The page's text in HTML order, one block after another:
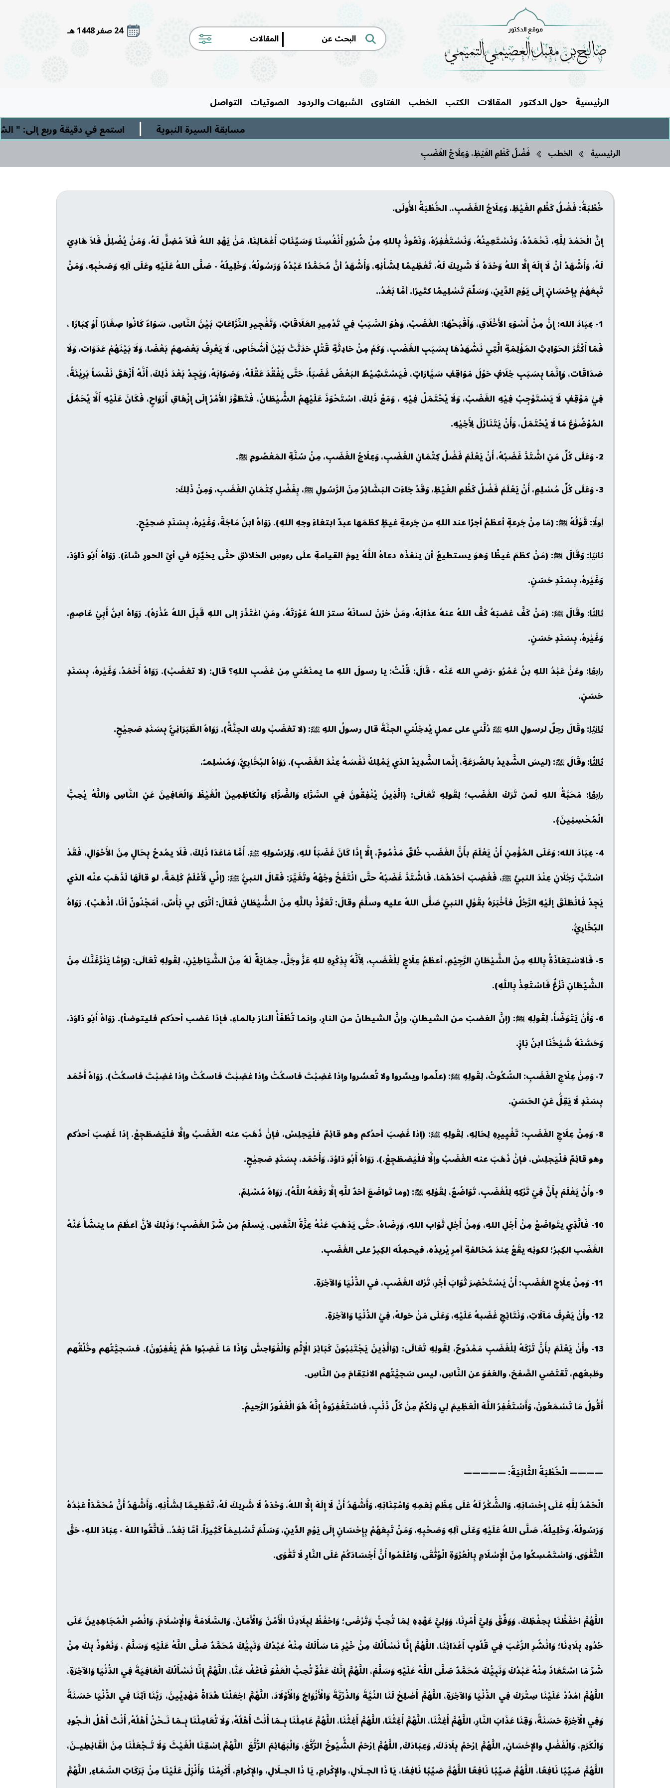
| 24 صفر 1448 هـ
الرئيسية حول الدكتور المقالات الكتب الخطب الفتاوى الشبهات والردود الصوتيات التواصل
مسابقة السيرة النبوية
| استمع في دقيقة وربع إلى: " الشرك
الرئيسية الخطب فَضْلُ كَظْمِ الغَيْظِ، وَعِلَاجُ الغَضَبِ
خُطْبَةُ: فَضْلُ كَظْمِ الغَيْظِ، وَعِلَاجُ الغَضَبِ،. الخُطْبَةُ الأُولَى.
إِنَّ الْحَمْدَ لِلَّهِ، نَحْمَدُهُ، وَنَسْتَعِينُهُ، وَنَسْتَغْفِرُهُ، وَنَعُوذُ بِاللهِ مِنْ شُرُورِ أَنْفُسِنَا وَسَيِّئَاتِ أَعْمَالِنَا، مَنْ يَهْدِ اللهُ فَلاَ مُضِلَّ لَهُ، وَمَنْ يُضْلِلْ فَلاَ هَادِيَ
لَهُ، وَأَشْهَدُ أنْ لَا إِلَهَ إِلَّا اللهُ وَحْدَهُ لَا شَرِيكَ لَهُ، تَعْظِيمًا لِشَأْنِهِ، وَأَشْهَدُ أنَّ مُحَمَّدًا عَبْدُهُ وَرَسُولُهُ، وَخَلِيلُهُ - صَلَّى اللهُ عَلَيْهِ وعَلَى آلِهِ وَصَحْبِهِ، وَمَنْ
تَبِعَهُمْ بِإِحْسَانٍ إِلَى يَوْمِ الدِّينِ، وَسَلِّمَ تَسْلِيمًا كثيرًا. أمَّا بَعْدُ..
1- عِبَادَ الله: إِنَّ مِنْ أَسْوَءِ الأَخْلَاقِ، وَأَقْبَحُهَا: الغَضَبُ، وَهُوَ السَّبَبُ فِي تَدْمِيرِ العَلَاقَاتِ، وَتَفْجِيرِ النِّزَاعَاتِ بَيْنَ النَّاسِ، سَوَاءً كَانُوا صِغَارًا أَوْ كِبَارًا ،
فَمَا أَكْثَرَ الحَوَادِثِ المُؤْلِمَةِ الَّتِي نَشْهَدُهَا بِسَبَبِ الغَضَبِ، وَكَمْ مِنْ حَادِثَةِ قَتْلٍ حَدَثَتْ بَيْنَ أَشْخَاصٍ، لَا يَعْرِفُ بَعْضهمْ بَعْضَا، وَلَا بَيْنَهُمْ عَدَوَات، وَلَا
صَدَاقَات، وَإِنَّمَا بِسَبَبِ خِلَافٍ حَوْلَ مَوَاقِفِ سَيَّارَاتٍ، فَيَسْتَشِيْطُ البَعْضُ غَضَبَاً، حَتَّى يَفْقُدَ عَقْلَهُ، وَصَوَابَهُ، وَيَجِدُ بَعْدَ ذَلِكَ، أَنَّهُ أَزْهَقَ نَفْسَاً بَرِيْئَةً،
فِيْ مَوْقِفٍ لَا يَسْتَوْجِبُ فِيْهِ الغَضَبُ، وَلَا يُحْتَمَلُ فِيْهِ ، وَمَعْ ذَلِكَ، اسْتَحْوَذَ عَلَيْهِمُ الشَّيْطَانُ، فَتَطَوَّرَ الأَمْرُ إِلَى إِزْهَاقِ أَرْوَاحٍ، فَكَانَ عَلَيْهِ أَلَّا يُحَمِّلَ
المُوْضُوْعَ مَا لَا يُحْتَمَلُ، وَأَنْ يَتَنَازَلَ لِأَخِيْهِ.
2- وَعَلَى كُلِّ مَنِ اشْتَدَّ غَضَبُهُ، أَنْ يَعْلَمَ فَضْلُ كِتْمَانِ الغَضَبِ، وَعِلَاجُ الغَضَبِ، مِنْ سُنَّةِ المَعْصُومِ ﷺ.
3- وَعَلَى كُلِّ مُسْلِمٍ، أَنْ يَعْلَمَ فَضْلُ كَظْمِ الغَيْظِ، وَقَدْ جَاءَت البَشَائِرُ مِنَ الرَّسُولِ ﷺ، بِفَضْلِ كِتْمَانِ الغَضَبِ، وَمِنْ ذَلِكَ:
أولًا: قَوْلُهُ ﷺ: (مَا مِنْ جَرعةٍ أعظمُ أجرًا عند اللهِ من جَرعةِ غيظٍ كظمَها عبدٌ ابتغاءَ وجهِ اللهِ). رَوَاهُ ابنُ مَاجَةَ، وَغَيْرهُ، بِسَنَدٍ صَحِيْحٍ.
ثانيًا: وَقَالَ ﷺ: (مَنْ كظمَ غيظًا وَهوَ يستطيعُ أن ينفذَه دعاهُ اللَّهُ يومَ القيامةِ علَى رءوسِ الخلائقِ حتَّى يخيِّرَه في أيِّ الحورِ شاءَ). رَوَاهُ أَبُو دَاوُدَ،
وَغَيْرهُ، بِسَنَدٍ حَسَنٍ.
ثالثًا: وقَالَ ﷺ: (مَنْ كَفَّ غضبَهُ كَفَّ اللهُ عنهُ عذابَهُ، ومَنْ خزنَ لسانَهُ سترَ اللهُ عَوْرَتَهُ، ومَنِ اعْتَذَرَ إلى اللهِ قَبِلَ اللهُ عُذْرَهُ). رَوَاهُ ابنُ أَبِيْ عَاصِمٍ،
وَغَيْرهُ، بِسَنَدٍ حَسَنٍ.
رابعًا: وعَنْ عَبْدُ اللهِ بنُ عَمْرُو -رَضي الله عَنْه - قَالَ: قُلْتُ: يا رسولَ اللهِ ما يمنَعُني مِن غضَبِ اللهِ؟ قال: (لا تغضَبْ). رَوَاهُ أَحْمَدُ، وَغَيْرهُ، بِسَنَدٍ
حَسَنٍ.
ثانيًا: وقَالَ رجلٌ لرسولِ اللهِ ﷺ دُلَّني على عملٍ يُدخِلُني الجنَّةَ قال رسولُ اللهِ ﷺ: (لا تغضَبْ ولك الجنَّةُ). رَوَاهُ الطَّبَرَانِيُّ بِسَنَدِ صَحِيْحٍ.
ثالثًا: وقَالَ ﷺ: (ليسَ الشَّدِيدُ بالصُّرَعَةِ، إنَّما الشَّدِيدُ الذي يَمْلِكُ نَفْسَهُ عِنْدَ الغَضَبِ). رَوَاهُ البُخَارِيُّ، وَمُسْلِمـٌ.
رابعًا: مَحَبَّةُ اللهِ لَمن تَرَكَ الغَضَب؛ لِقَولِهِ تَعَالَى: ﴿الَّذِينَ يُنْفِقُونَ فِي السَّرَّاءِ وَالضَّرَّاءِ وَالْكَاظِمِينَ الْغَيْظَ وَالْعَافِينَ عَنِ النَّاسِ وَاللَّهُ يُحِبُّ
الْمُحْسِنِينَ﴾.
4- عِبَادَ الله: وَعَلَى المُؤْمِنِ أَنْ يَعْلَمَ بأَنَّ الغَضَب خُلقٌ مَذْمُومٌ، إِلَّا إِذَا كَانَ غَضَبَاً للهِ، وَلِرَسُولِهِ ﷺ. أَمَّا مَاعَدَا ذَلِكَ، فَلَا يمُدحُ بِحَالٍ مِنَ الأَحْوَالِ، فَقَدْ
اسْتَبَّ رَجُلَانِ عِنْدَ النبيِّ ﷺ، فَغَضِبَ أحَدُهُمَا، فَاشْتَدَّ غَضَبُهُ حتَّى انْتَفَخَ وجْهُهُ وتَغَيَّرَ: فَقالَ النبيُّ ﷺ: (إنِّي لَأَعْلَمُ كَلِمَةً، لو قالَهَا لَذَهَبَ عنْه الذي
يَجِدُ فَانْطَلَقَ إلَيْهِ الرَّجُلُ فأخْبَرَهُ بقَوْلِ النبيِّ صَلَّى اللهُ عليه وسلَّمَ وقالَ: تَعَوَّذْ باللَّهِ مِنَ الشَّيْطَانِ فَقالَ: أتُرَى بي بَأْسٌ، أمَجْنُونٌ أنَا، اذْهَبْ). رَوَاهُ
البُخَارِيُّ.
5- فَالاسْتِعَاذَةُ بِاللهِ مِنَ الشَّيْطَانِ الرَّجِيْمِ، أعظمُ عِلَاجٍ لِلْغَضَبِ، لِأَنَّهُ بِذِكْرِهِ للهِ عَزَّ وجَلَّ، حِمَايَةٌ لَهُ مِنَ الشَّيَاطِيْنِ، لِقَولِهِ تَعَالَى: (وَإِمَّا يَنْزَغَنَّكَ مِنَ
الشَّيْطَانِ نَزْغٌ فَاسْتَعِذْ بِاللَّهِ).
6- وَأَنْ يَتَوَضَّأَ، لِقَولِهِ ﷺ: (إنَّ الغضبَ من الشيطانِ، وإنَّ الشيطانَ من النارِ، وإنما تُطْفَأُ النارَ بالماءِ، فإذا غضب أحدُكم فليتوضأ). رَوَاهُ أَبُو دَاوُدَ،
وَحَسَّنَهُ شَيْخُنَا ابنُ بَازٍ.
7- وَمِنْ عِلَاجِ الغَضَبِ: السُّكُوتُ، لِقَولِهِ ﷺ: (علِّموا ويسِّروا ولا تُعسِّروا وإذا غضِبْتَ فاسكُتْ وإذا غضِبْتَ فاسكُتْ وإذا غضِبْتَ فاسكُتْ). رَوَاهُ أَحْمَد
بِسَنَدٍ لَا يَقِلُّ عَنِ الحَسَنِ.
8- وَمِنْ عِلَاجِ الغَضَبِ: تَغْيِيرِهِ لِحَالِهِ، لِقَولِهِ ﷺ: (إذا غَضِبَ أحدُكم وهو قائِمٌ فلْيَجلِسْ، فإنْ ذَهَبَ عنه الغَضَبُ وإلَّا فلْيَضطَجِعْ. إذا غَضِبَ أحدُكم
وهو قائِمٌ فلْيَجلِسْ، فإنْ ذَهَبَ عنه الغَضَبُ وإلَّا فلْيَضطَجِعْ.). رَوَاهُ أَبُو دَاوُدَ، وَأَحْمَد، بِسَنَدٍ صَحِيْحٍ.
9- وأَنْ يَعْلَمَ بِأَنَّ فِيْ تَرْكِهِ لِلْغَضَبِ، تَوَاضُعٌ، لِقَوْلِهِ ﷺ: (وما تَواضَعَ أحَدٌ للَّهِ إلَّا رَفَعَهُ اللَّهُ). رَوَاهُ مُسْلِمٌ.
10- فَالَّذِي يتَواضَعُ مِنْ أَجْلِ اللهِ، وَمِنْ أَجْلِ ثَوَاب اللهِ، وَرِضَاهُ، حتَّى يَذهَبَ عَنْهُ عِزَّةُ النَّفسِ، يَسلَمُ مِن شَرِّ الغَضَبِ؛ وَذَلِكَ لأنَّ أعظَمَ ما ينشَأُ عَنْهُ
الغَضَب الكِبرُ؛ لكونِه يقَعُ عِندَ مُخالفةِ أمرٍ يُريدُه، فيحمِلُه الكِبرُ على الغَضَبِ.
11- وَمِنْ عِلَاجِ الغَضَبِ: أَنْ يَسْتَحْضِرَ ثَوَابَ أَجْرِ، تَرْك الغَضَبِ، في الدُّنْيَا وَالآخِرَةِ.
12- وأَنْ يَعْرِفَ مَآلَاتِ، وَنَتَائِجِ غَضَبهُ عَلَيْهِ، وَعَلَى مَنْ حَولهُ، فِيْ الدُّنْيَا وَالآخِرَةِ.
13- وأَنْ يَعْلَمَ بأَنَّ تَرْكَهُ لِلْغَضَبِ مَمْدُوحٌ، لِقَولِهِ تَعَالَى: (وَالَّذِينَ يَجْتَنِبُونَ كَبَائِرَ الْإِثْمِ وَالْفَوَاحِشَ وَإِذَا مَا غَضِبُوا هُمْ يَغْفِرُونَ). فسَجيَّتُهم وخُلُقُهم
وطَبعُهم، تَقتَضي الصَّفحَ، والعَفوَ عن النَّاسِ، ليس سَجيَّتُهم الانتِقامَ مِن النَّاسِ.
أَقُولُ مَا تَسْمَعُونَ، وَأَسْتَغْفِرُ اللَّهَ الْعَظِيمَ لِي وَلَكُمْ مِنْ كُلِّ ذَنْبٍ، فَاسْتَغْفِرُوهُ إِنَّهُ هُوَ الْغَفُورُ الرَّحِيمُ.
———— الْخُطْبَةُ الثَّانِيَةُ: —————
الْحَمْدُ لِلَّهِ عَلَى إِحْسَانِهِ، وَالشُّكْرُ لَهُ عَلَى عِظَمِ نِعَمِهِ وَامْتِنَانِهِ، وَأَشْهَدُ أَنْ لَا إِلَهَ إِلَّا اللهُ، وَحْدَهُ لَا شَرِيكَ لَهُ، تَعْظِيمًا لِشَأْنِهِ، وَأَشْهَدُ أَنَّ مُحَمَّدَاً عَبْدُهُ
وَرَسُولُهُ، وَخَلِيلُهُ، صَلَّى اللهُ عَلَيْهِ وَعَلَى آلِهِ وَصَحْبِهِ، وَمَنْ تَبِعَهُمْ بِإِحْسَانٍ إِلَى يَوْمِ الدِّينِ، وَسَلِّمَ تَسْلِيمَاً كَثِيرَاً. أمَّا بَعْدُ.. فَاتَّقُوا اللهَ - عِبَادَ اللهِ- حَقَّ
التَّقْوَى، وَاسْتَمْسِكُوا مِنَ الْإِسْلَامِ بِالْعُرْوَةِ الْوُثْقَى، وَاعْلَمُوا أَنَّ أَجْسَادَكُمْ عَلَى النَّارِ لَا تَقْوَى.
اللَّهُمَّ احْفَظْنَا بِحِفْظِكَ، وَوَفِّقْ وَلِيَّ أَمْرِنَا، وَوَلِيَّ عَهْدِهِ لِمَا تُحِبُّ وَتَرْضَى؛ وَاحْفَظْ لِبِلَادِنَا الْأَمْنَ وَالْأَمَانَ، وَالسَّلَامَةَ وَالْإِسْلَامَ، وَانْصُرِ الْمُجَاهِدِينَ عَلَى
حُدُودِ بِلَادِنَا؛ وَانْشُرِ الرُّعْبَ فِي قُلُوبِ أَعْدَائِنَا، اللَّهُمَّ إِنَّا نَسْأَلُكَ مِنْ خَيْرِ مَا سَأَلَكَ مِنْهُ عَبْدُكَ وَنَبِيُّكَ مُحَمَّدٌ صَلَّى اللَّهُ عَلَيْهِ وَسَلَّمَ ، وَنَعُوذُ بِكَ مِنْ
شَرِّ مَا اسْتَعَاذَ مِنْهُ عَبْدُكَ وَنَبِيُّكَ مُحَمَّدٌ صَلَّى اللَّهُ عَلَيْهِ وَسَلَّمَ، اللَّهُمَّ إِنَّكَ عَفُوٌّ تُحِبُّ الْعَفْوَ فَاعْفُ عَنَّا، اللَّهُمَّ إِنِّا نَسْأَلُكَ الْعَافِيَةَ فِي الدُّنْيَا وَالآخِرَةِ،
اللَّهُمَّ امْدُدْ عَلَيْنَا سِتْرَكَ فِي الدُّنْيَا وَالآخِرَةِ، اللَّهُمَّ أَصْلِحْ لَنَا النِّيَّةَ وَالذُرِّيَّةَ وَالْأَزْوَاجَ وَالْأَوْلَادَ، اللَّهُمَّ اجْعَلْنَا هُدَاةً مَهْدِيِّينَ، رَبَّنَا آتِنَا فِي الدُّنْيَا حَسَنَةً
وَفِي الْآخِرَةِ حَسَنَةً، وَقِنَا عَذَابَ النَّارِ، اللَّهُمَّ أَغِثْنَا، اللَّهُمَّ أَغِثْنَا، اللَّهُمَّ أَغِثْنَا، اللَّهُمَّ عَامِلْنَا بِـمَا أَنْتَ أَهْلُهُ، وَلَا تُعَامِلْنَا بِـمَا نَـحْنُ أَهْلُهُ, أَنْتَ أَهْلُ الْـجُودِ
وَالْكَرَمِ، وَالْفَضْلِ والإِحْسَانِ, اللَّهُمَّ اِرْحَمْ بِلَادَكَ, وَعِبَادَكَ, اللَّهُمَّ اِرْحَمْ الشُّيُوخَ الرُّكَّعَ، وَالْبَهَائِمَ الرُّتَّعَ اللَّهُمَّ اِسْقِنَا الْغَيْثَ وَلَا تَـجْعَلْنَا مِنَ الْقَانِطِيـنَ،
اللَّهُمَّ صَيِّبًا نَافِعًا، اللَّهُمَّ صَيِّبًا نَافِعًا اللَّهُمَّ صَيِّبًا نَافِعًا، يَا ذَا الجـلَالِ، والإِكْرامِ, يَا ذَا الجـلَالِ، والإِكْرامِ، أَكْرِمْنَا وَأَنْزِلْ عَلَيْنَا مِنْ بَرَكَاتِ السَّمَاءِ, اللَّهُمَّ